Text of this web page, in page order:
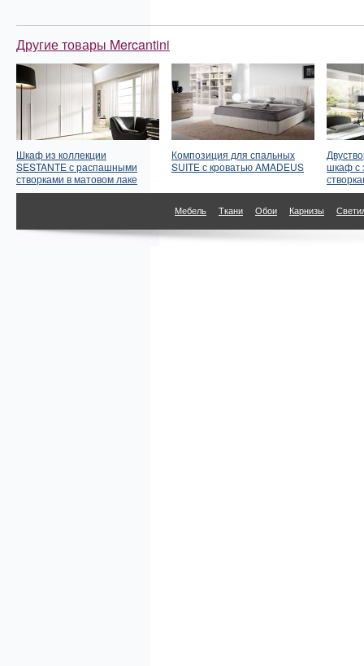
Другие товары Mercantini
Шкаф из коллекции
SESTANTE с распашными
створками в матовом лаке
Композиция для спальных
SUITE с кроватью AMADEUS
шкаф с
Мебель Ткани Обои Карнизы